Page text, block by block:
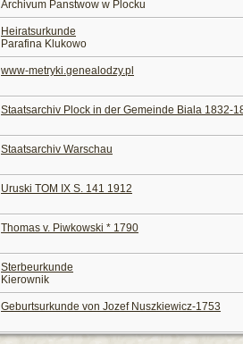
Archivum Panstwow w Plocku
Heiratsurkunde
Parafina Klukowo
www-metryki.genealodzy.pl
Staatsarchiv Plock in der Gemeinde Biala 1832-
Staatsarchiv Warschau
Uruski TOM IX S. 141 1912
Thomas v. Piwkowski * 1790
Sterbeurkunde
Kierownik
Geburtsurkunde von Jozef Nuszkiewicz-1753